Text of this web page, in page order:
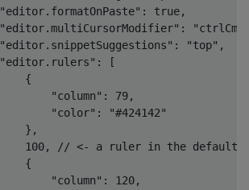
"editor.formatOnPaste" : true,
"editor.multiCursorModifier" :
"editor.snippetSuggestions" : "top" ,
"editor.rulers" :
[
{
"column" : 79,
"color" :
"#424142"
},
100,
// <- a ruler in the default
{
"column" : 120,